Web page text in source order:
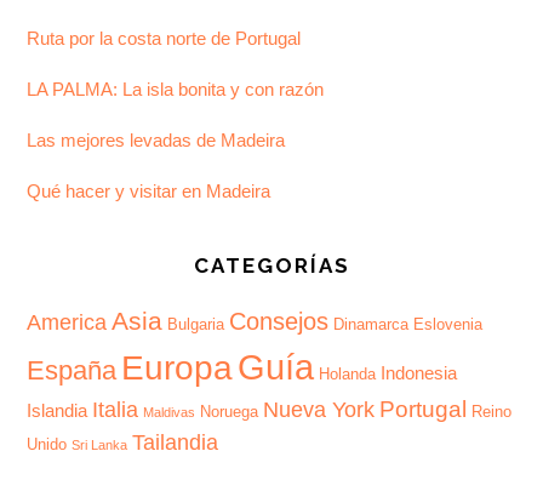
Ruta por la costa norte de Portugal
LA PALMA: La isla bonita y con razón
Las mejores levadas de Madeira
Qué hacer y visitar en Madeira
CATEGORÍAS
America Asia Bulgaria Consejos Dinamarca Eslovenia
España EuropaGuía Holanda Indonesia
Islandia Italia Maldivas Noruega Nueva York Portugal
Reino
Unido Sri Lanka Tailandia